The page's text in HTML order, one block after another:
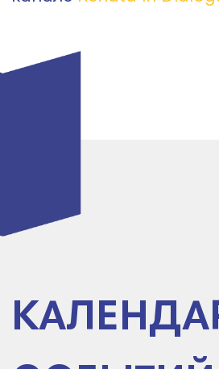
Набор инструментов для всех,
кто хочет внедрять инновации
Все инструменты Toolbox ➔